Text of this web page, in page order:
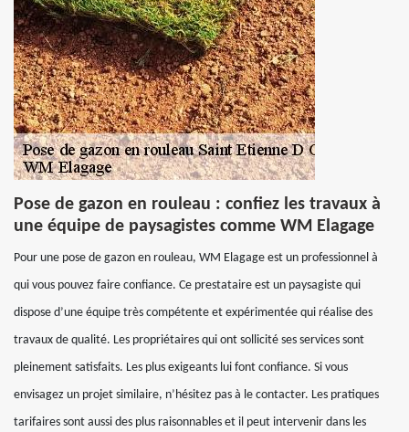
Pose de gazon en rouleau : confiez les travaux à
une équipe de paysagistes comme WM Elagage
Pour une pose de gazon en rouleau, WM Elagage est un professionnel à
qui vous pouvez faire confiance. Ce prestataire est un paysagiste qui
dispose d’une équipe très compétente et expérimentée qui réalise des
travaux de qualité. Les propriétaires qui ont sollicité ses services sont
pleinement satisfaits. Les plus exigeants lui font confiance. Si vous
envisagez un projet similaire, n’hésitez pas à le contacter. Les pratiques
tarifaires sont aussi des plus raisonnables et il peut intervenir dans les